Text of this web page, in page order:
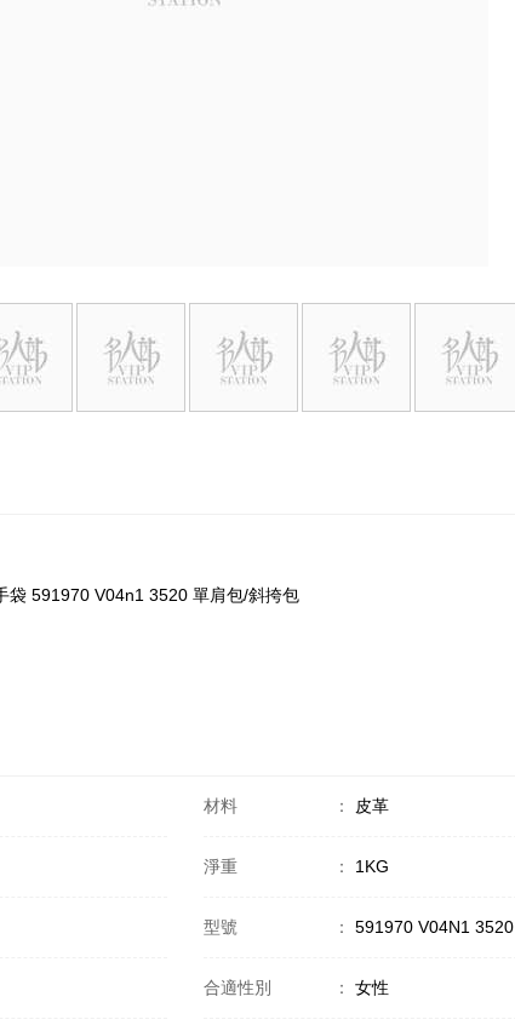
袋 591970 V04n1 3520 單肩包/斜挎包
材料 ： 皮革
淨重 ： 1KG
型號 ： 591970 V04N1 3520
合適性別 ： 女性